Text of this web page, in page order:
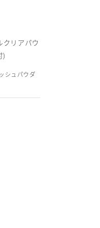
クリアパウ
)
シュパウダ